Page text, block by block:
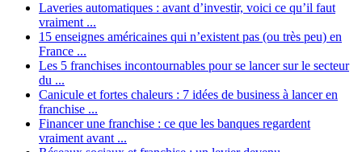
Laveries automatiques : avant d’investir, voici ce qu’il faut
vraiment ...
15 enseignes américaines qui n’existent pas (ou très peu) en
France ...
Les 5 franchises incontournables pour se lancer sur le secteur
du ...
Canicule et fortes chaleurs : 7 idées de business à lancer en
franchise ...
Financer une franchise : ce que les banques regardent
vraiment avant ...